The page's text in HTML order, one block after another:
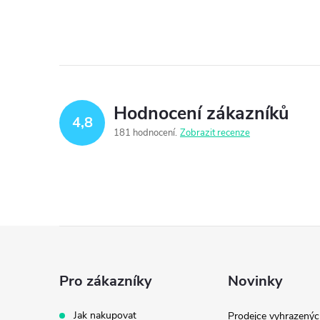
4,8 Hodnocení zákazníků
181 hodnocení Zobrazit recenze
Pro zákazníky
Jak nakupovat
Novinky
Prodejce